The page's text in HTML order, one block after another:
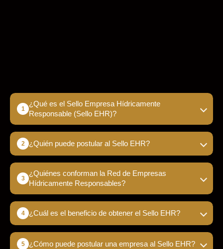
¿Qué es el Sello Empresa Hídricamente
Responsable (Sello EHR)?
¿Quién puede postular al Sello EHR?
¿Quiénes conforman la Red de Empresas
Hídricamente Responsables?
¿Cuál es el beneficio de obtener el Sello EHR?
¿Cómo puede postular una empresa al Sello EHR?